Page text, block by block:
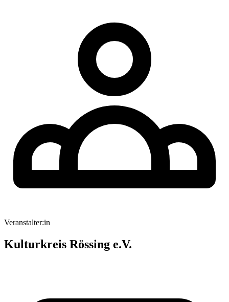
Veranstalter:in
Kulturkreis Rössing e.V.